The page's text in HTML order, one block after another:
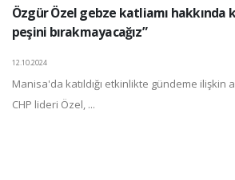
Özgür Özel gebze katliamı hakkında
peşini bırakmayacağız”
12.10.2024
Manisa'da katıldığı etkinlikte gündeme ilişkin
CHP lideri Özel, ...